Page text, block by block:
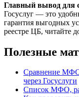
Главный вывод для
Госуслуг — это
гарантия выгодных
реестре ЦБ, читайте
Полезные
Сравнение
через Госуслуги
Список МФО,